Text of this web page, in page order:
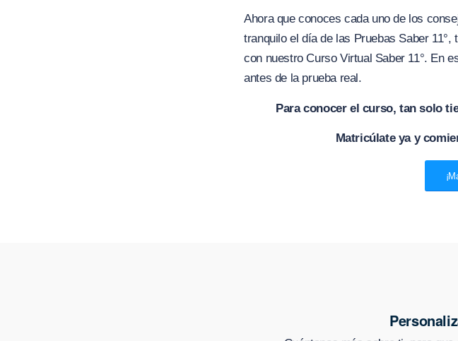
Ahora que conoces cada uno de los
tranquilo el día de las Pruebas Saber
con nuestro Curso Virtual Saber 11°. En
antes de la prueba real.
Para conocer el curso, tan solo
Matricúlate ya y